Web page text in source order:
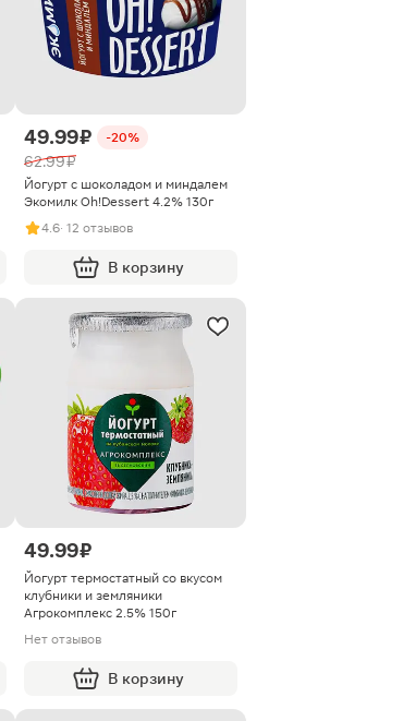
49.99 ₽ -20%
62.99 ₽
Йогурт с шоколадом и миндалем
Экомилк Oh!Dessert 4.2% 130г
4.6· 12 отзывов
В корзину
49.99 ₽
Йогурт термостатный со вкусом
клубники и земляники
Агрокомплекс 2.5% 150г
Нет отзывов
В корзину